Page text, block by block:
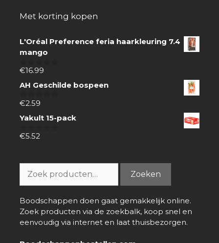
Met korting kopen
L'Oréal Preference feria haarkleuring 7.4
mango
0
5
€16.99
AH Geschilde bospeen
0
5
€2.59
Yakult 15-pack
0
€5.52
naar:
Zoeken
Boodschappen doen gaat gemakkelijk online.
Zoek producten via de zoekbalk, koop snel en
eenvoudig via internet en laat thuisbezorgen.